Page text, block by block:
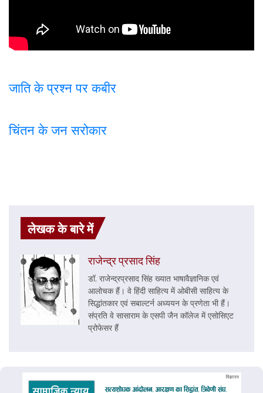
जाति के प्रश्न पर कबीर
चिंतन के जन सरोकार
लेखक के बारे में
राजेन्द्र प्रसाद सिंह
डॉ. राजेन्द्रप्रसाद सिंह ख्यात भाषावैज्ञानिक एवं
आलोचक हैं। वे हिंदी साहित्य में ओबीसी साहित्य के
सिद्धांतकार एवं सबाल्टर्न अध्ययन के प्रणेता भी हैं।
संप्रति वे सासाराम के एसपी जैन कॉलेज में एसोसिएट
प्रोफेसर हैं